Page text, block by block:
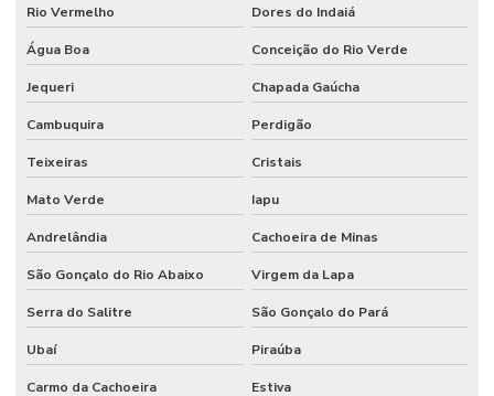
Rio Vermelho Dores do Indaiá
Água Boa Conceição do Rio Verde
Jequeri Chapada Gaúcha
Cambuquira Perdigão
Teixeiras Cristais
Mato Verde Iapu
Andrelândia Cachoeira de Minas
São Gonçalo do Rio Abaixo Virgem da Lapa
Serra do Salitre São Gonçalo do Pará
Ubaí Piraúba
Carmo da Cachoeira Estiva